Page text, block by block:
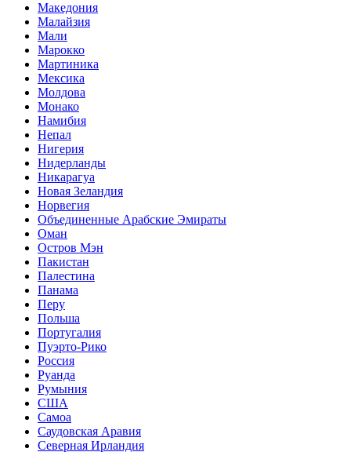
Македония
Малайзия
Мали
Марокко
Мартиника
Мексика
Молдова
Монако
Намибия
Непал
Нигерия
Нидерланды
Никарагуа
Новая Зеландия
Норвегия
Объединенные Арабские Эмираты
Оман
Остров Мэн
Пакистан
Палестина
Панама
Перу
Польша
Португалия
Пуэрто-Рико
Россия
Руанда
Румыния
США
Самоа
Саудовская Аравия
Северная Ирландия